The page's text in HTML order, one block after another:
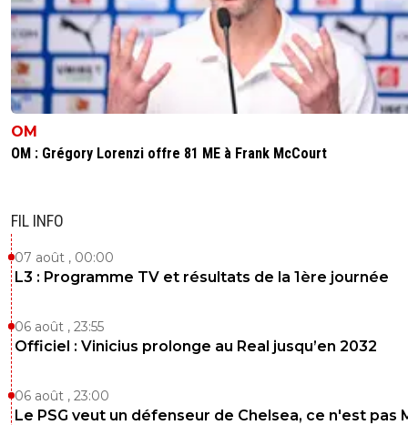
OM
OM : Grégory Lorenzi offre 81 ME à Frank McCourt
FIL INFO
07 août , 00:00
L3 : Programme TV et résultats de la 1ère journée
06 août , 23:55
Officiel : Vinicius prolonge au Real jusqu’en 2032
06 août , 23:00
Le PSG veut un défenseur de Chelsea, ce n'est pas